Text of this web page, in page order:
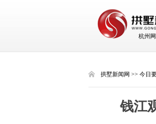
杭州
拱墅新闻网 >> 今日
钱江